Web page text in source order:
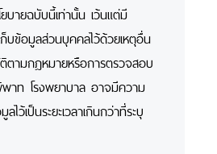
บายฉบับนี้เท่านั้น เว้นแต่มี
บข้อมูลส่วนบุคคลไว้ด้วยเหตุอื่น
ตามกฎหมายหรือการตรวจสอบ
าท โรงพยาบาล อาจมีความ
ไว้เป็นระยะเวลาเกินกว่าที่ระบุ